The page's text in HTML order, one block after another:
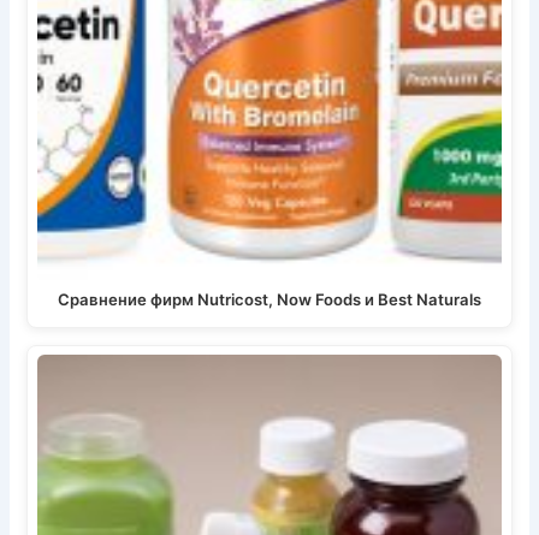
Сравнение фирм Nutricost, Now Foods и Best Naturals